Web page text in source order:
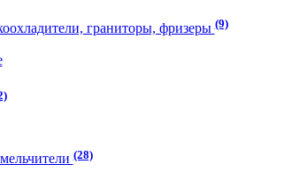
граниторы, фризеры(9)
(28)